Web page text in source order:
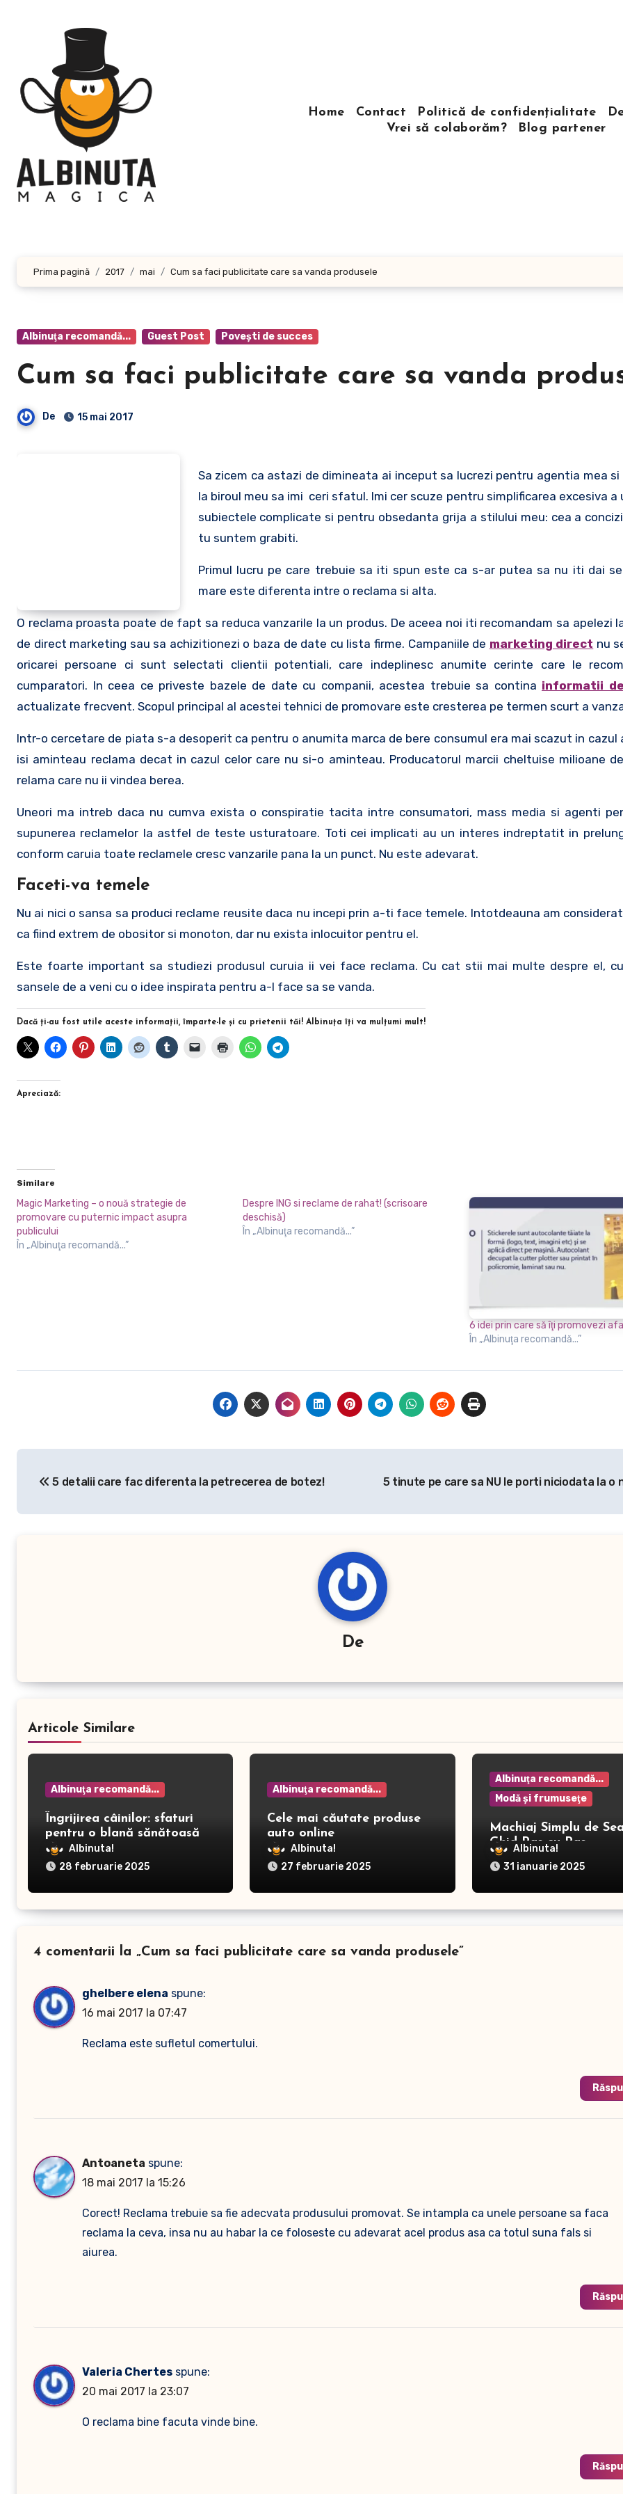
Home Contact Politică de confidențialitate
Vrei să colaborăm?
Blog partener
Prima pagină 2017 mai Cum sa faci publicitate care sa vanda produsele
Albinuţa recomandă... Guest Post Poveşti de succes
Cum sa faci publicitate care sa vanda
De 15 mai 2017
Sa zicem ca astazi de dimineata ai inceput sa lucrezi pentru agentia mea
la biroul meu sa imi ceri sfatul. Imi cer scuze pentru simplificarea excesiva a
subiectele complicate si pentru obsedanta grija a stilului meu: cea a
tu suntem grabiti.
Primul lucru pe care trebuie sa iti spun este ca s-ar putea sa nu iti dai
mare este diferenta intre o reclama si alta.
O reclama proasta poate de fapt sa reduca vanzarile la un produs. De aceea noi iti recomandam sa apelezi
de direct marketing sau sa achizitionezi o baza de date cu lista firme. Campaniile de marketing direct nu
oricarei persoane ci sunt selectati clientii potentiali, care indeplinesc anumite cerinte care le
cumparatori. In ceea ce priveste bazele de date cu companii, acestea trebuie sa contina informatii
actualizate frecvent. Scopul principal al acestei tehnici de promovare este cresterea pe termen scurt a
Intr-o cercetare de piata s-a desoperit ca pentru o anumita marca de bere consumul era mai scazut in cazul
isi aminteau reclama decat in cazul celor care nu si-o aminteau. Producatorul marcii cheltuise milioane
relama care nu ii vindea berea.
Uneori ma intreb daca nu cumva exista o conspiratie tacita intre consumatori, mass media si agenti
supunerea reclamelor la astfel de teste usturatoare. Toti cei implicati au un interes indreptatit in
conform caruia toate reclamele cresc vanzarile pana la un punct. Nu este adevarat.
Faceti-va temele
Nu ai nici o sansa sa produci reclame reusite daca nu incepi prin a-ti face temele. Intotdeauna am
ca fiind extrem de obositor si monoton, dar nu exista inlocuitor pentru el.
Este foarte important sa studiezi produsul curuia ii vei face reclama. Cu cat stii mai multe despre el,
sansele de a veni cu o idee inspirata pentru a-l face sa se vanda.
Dacă ţi-au fost utile aceste informaţii, împarte-le şi cu prietenii tăi! Albinuţa îţi va mulţumi mult!
Apreciază:
Similare
Magic Marketing – o nouă strategie de
promovare cu puternic impact asupra
publicului
În „Albinuţa recomandă...”
Despre ING si reclame de rahat! (scrisoare
deschisă)
În „Albinuţa recomandă...”
6 idei prin care să îţi promovezi
În „Albinuţa recomandă...”
articole
5 detalii care fac diferenta la petrecerea de botez! 5 tinute pe care sa NU le porti niciodata la o
De
Articole Similare
Albinuţa recomandă...
Îngrijirea câinilor: sfaturi
pentru o blană sănătoasă și
prevenirea dermatitei
Albinuta!
28 februarie 2025
Albinuţa recomandă...
Cele mai căutate produse
auto online
Albinuta!
27 februarie 2025
Albinuţa recomandă...
Modă şi frumuseţe
Machiaj Simplu de
Ghid Pas cu Pas
Albinuta!
31 ianuarie 2025
4 comentarii la „Cum sa faci publicitate care sa vanda produsele”
ghelbere elena spune:
16 mai 2017 la 07:47
Reclama este sufletul comertului.
Antoaneta spune:
18 mai 2017 la 15:26
Corect! Reclama trebuie sa fie adecvata produsului promovat. Se intampla ca unele persoane sa faca
reclama la ceva, insa nu au habar la ce foloseste cu adevarat acel produs asa ca totul suna fals si
aiurea.
Valeria Chertes spune:
20 mai 2017 la 23:07
O reclama bine facuta vinde bine.